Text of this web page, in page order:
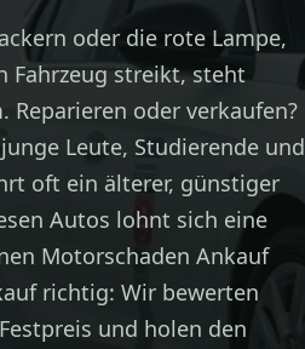
oder die rote Lampe,
Fahrzeug streikt, steht
Reparieren oder verkaufen?
Leute, Studierende und
oft ein älterer, günstiger
Autos lohnt sich eine
Motorschaden Ankauf
richtig: Wir bewerten
und holen den